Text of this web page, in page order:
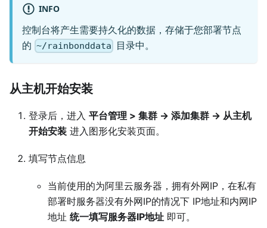
INFO
控制台将产生需要持久化的数据，存储于您部署节点
的 ~/rainbonddata 目录中。
从主机开始安装
登录后，进入 平台管理 > 集群 -> 添加集群 -> 从主机
开始安装 进入图形化安装页面。
填写节点信息
当前使用的为阿里云服务器，拥有外网IP，在私有
部署时服务器没有外网IP的情况下 IP地址和内网IP
地址 统一填写服务器IP地址 即可。